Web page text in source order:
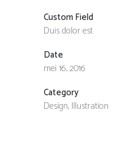
Custom Field
Duis dolor est
Date
mei 16, 2016
Category
Design, Illustration